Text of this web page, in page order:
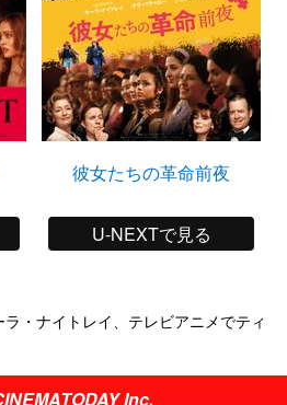
彼女たちの革命前夜
U-NEXTで見る
ラ・ナイトレイ、テレビアニメでティ
Inc.